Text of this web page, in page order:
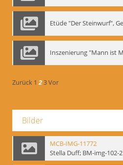
Zurück 1 23Vor
Bilder
MCB-IMG-11772
Stella Duff; BM-img-102-2